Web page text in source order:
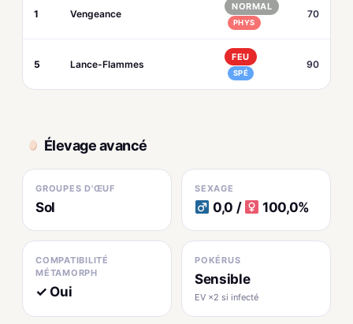
1 Vengeance
NORMAL
PHYS
70
5 Lance-Flammes
FEU
SPÉ
90
Élevage avancé
GROUPES D'ŒUF
Sol
SEXAGE
0,0 / 100,0%
COMPATIBILITÉ
MÉTAMORPH
✓ Oui
POKÉRUS
Sensible
EV ×2 si infecté